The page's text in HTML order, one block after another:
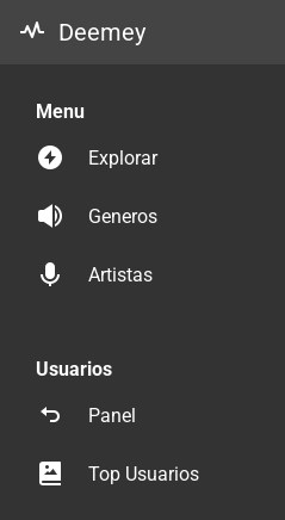
Deemey
Menu
Explorar
Generos
Artistas
Usuarios
Panel
Top Usuarios